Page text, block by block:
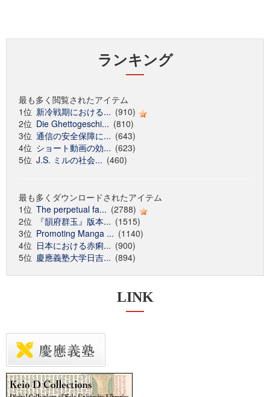
ランキング
最も多く閲覧されたアイテム
1位 新冷戦期における... (910)
2位 Die Ghettogeschi... (810)
3位 通信の安全保障に... (643)
4位 ショート動画の効... (623)
5位 J.S. ミルの社会... (460)
最も多くダウンロードされたアイテム
1位 The perpetual fa... (2788)
2位
『韻府群玉』版本... (1515)
3位 Promoting Manga ... (1140)
4位 日本における赤痢... (900)
5位 慶應義塾大学日吉... (894)
LINK